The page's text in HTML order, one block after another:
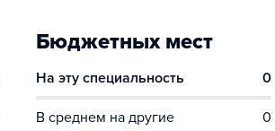
Бюджетных мест
На эту специальность 0
В среднем на другие 0